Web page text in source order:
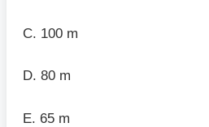
C. 100 m
D. 80 m
E. 65 m